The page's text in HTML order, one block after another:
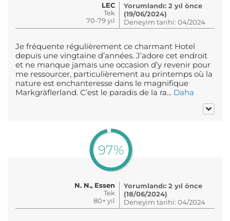
LEC
Tek
70-79 yıl
Yorumlandı: 2 yıl önce
(19/06/2024)
Deneyim tarihi: 04/2024
Je fréquente régulièrement ce charmant Hotel
depuis une vingtaine d’années. J’adore cet endroit
et ne manque jamais une occasion d’y revenir pour
me ressourcer, particulièrement au printemps où la
nature est enchanteresse dans le magnifique
Markgräflerland. C’est le paradis de la ra... Daha
97%
N. N., Essen
Tek
80+ yıl
Yorumlandı: 2 yıl önce
(18/06/2024)
Deneyim tarihi: 04/2024